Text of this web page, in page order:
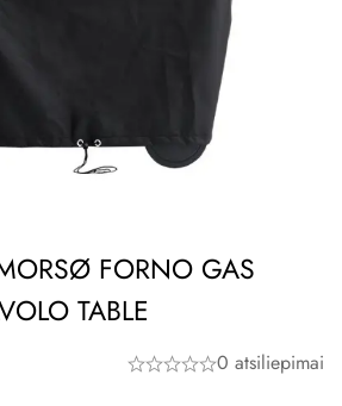
FORNO GAS
TABLE
0 atsiliepimai